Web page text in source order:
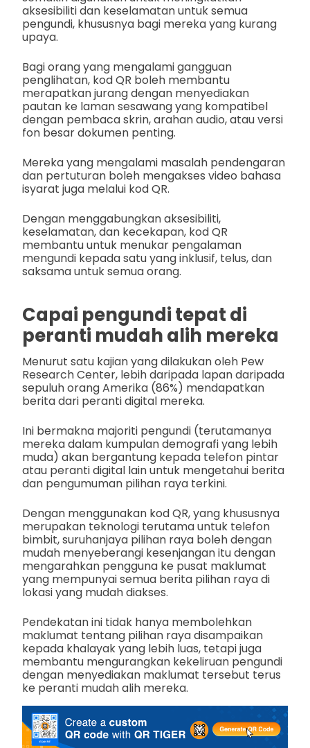
aksesibiliti dan keselamatan untuk semua
pengundi, khususnya bagi mereka yang kurang
upaya.
Bagi orang yang mengalami gangguan
penglihatan, kod QR boleh membantu
merapatkan jurang dengan menyediakan
pautan ke laman sesawang yang kompatibel
dengan pembaca skrin, arahan audio, atau versi
fon besar dokumen penting.
Mereka yang mengalami masalah pendengaran
dan pertuturan boleh mengakses video bahasa
isyarat juga melalui kod QR.
Dengan menggabungkan aksesibiliti,
keselamatan, dan kecekapan, kod QR
membantu untuk menukar pengalaman
mengundi kepada satu yang inklusif, telus, dan
saksama untuk semua orang.
Capai pengundi tepat di
peranti mudah alih mereka
Menurut satu kajian yang dilakukan oleh Pew
Research Center, lebih daripada lapan daripada
sepuluh orang Amerika (86%) mendapatkan
berita dari peranti digital mereka.
Ini bermakna majoriti pengundi (terutamanya
mereka dalam kumpulan demografi yang lebih
muda) akan bergantung kepada telefon pintar
atau peranti digital lain untuk mengetahui berita
dan pengumuman pilihan raya terkini.
Dengan menggunakan kod QR, yang khususnya
merupakan teknologi terutama untuk telefon
bimbit, suruhanjaya pilihan raya boleh dengan
mudah menyeberangi kesenjangan itu dengan
mengarahkan pengguna ke pusat maklumat
yang mempunyai semua berita pilihan raya di
lokasi yang mudah diakses.
Pendekatan ini tidak hanya membolehkan
maklumat tentang pilihan raya disampaikan
kepada khalayak yang lebih luas, tetapi juga
membantu mengurangkan kekeliruan pengundi
dengan menyediakan maklumat tersebut terus
ke peranti mudah alih mereka.